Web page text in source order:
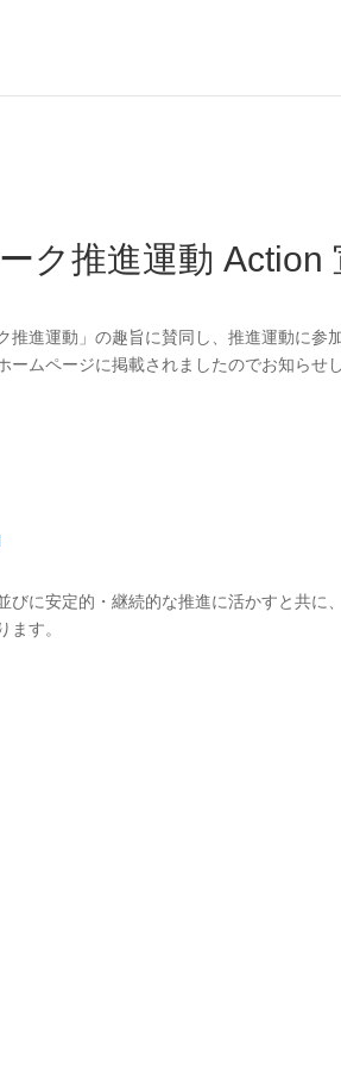
ク推進運動
進運動」の趣旨に賛同し、推進運動に
ムページに掲載されましたのでお知らせし
びに安定的・継続的な推進に活かすと共
ます。